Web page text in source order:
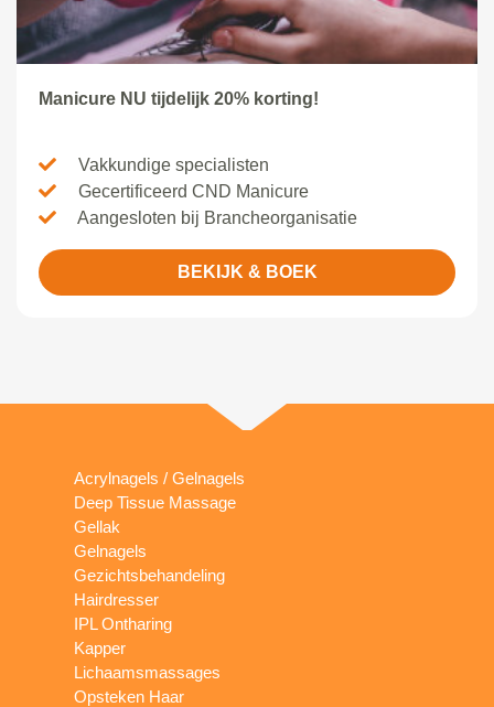
Manicure NU tijdelijk 20% korting!
Vakkundige specialisten
Gecertificeerd CND Manicure
Aangesloten bij Brancheorganisatie
BEKIJK & BOEK
Acrylnagels / Gelnagels
Deep Tissue Massage
Gellak
Gelnagels
Gezichtsbehandeling
Hairdresser
IPL Ontharing
Kapper
Lichaamsmassages
Opsteken Haar